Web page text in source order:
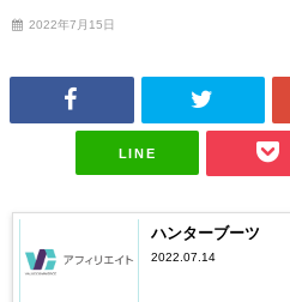
2022年7月15日
LINE
ハンターブーツ
2022.07.14